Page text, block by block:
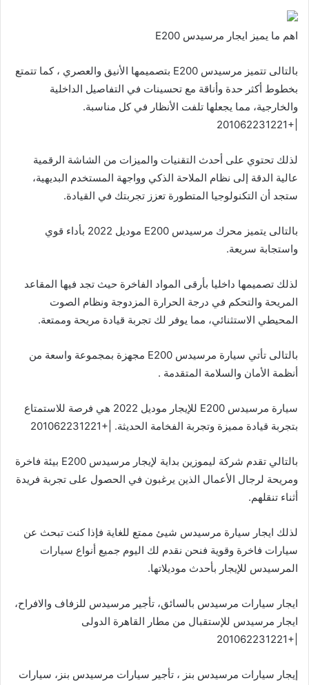
اهم ما يميز ايجار مرسيدس E200
بالتالى تتميز مرسيدس E200 بتصميمها الأنيق والعصري ، كما تتمتع
بخطوط أكثر حدة وأناقة مع تحسينات في التفاصيل الداخلية
والخارجية، مما يجعلها تلفت الأنظار في كل مناسبة.
|+201062231221
لذلك تحتوي على أحدث التقنيات والميزات من الشاشة الرقمية
عالية الدقة إلى نظام الملاحة الذكي وواجهة المستخدم البديهية،
ستجد أن التكنولوجيا المتطورة تعزز تجربتك في القيادة.
بالتالى يتميز محرك مرسيدس E200 موديل 2022 بأداء قوي
واستجابة سريعة.
لذلك تصميمها داخليا بأرقى المواد الفاخرة حيث تجد فيها المقاعد
المريحة والتحكم في درجة الحرارة المزدوجة ونظام الصوت
المحيطي الاستثنائي، مما يوفر لك تجربة قيادة مريحة وممتعة.
بالتالى تأتي سيارة مرسيدس E200 مجهزة بمجموعة واسعة من
أنظمة الأمان والسلامة المتقدمة .
سيارة مرسيدس E200 للإيجار موديل 2022 هي فرصة للاستمتاع
بتجربة قيادة مميزة وتجربة الفخامة الحديثة. |+201062231221
بالتالي تقدم شركة ليموزين بداية لإيجار مرسيدس E200 بيئة فاخرة
ومريحة لرجال الأعمال الذين يرغبون في الحصول على تجربة فريدة
أثناء تنقلهم.
لذلك ايجار سيارة مرسيدس شيئ ممتع للغاية فإذا كنت تبحث عن
سيارات فاخرة وقوية فنحن نقدم لك اليوم جميع أنواع سيارات
المرسيدس للإيجار بأحدث موديلاتها.
ايجار سيارات مرسيدس بالسائق، تأجير مرسيدس للزفاف والافراح،
ايجار مرسيدس للإستقبال من مطار القاهرة الدولى
|+201062231221
إيجار سيارات مرسيدس بنز ، تأجير سيارات مرسيدس بنز، سيارات